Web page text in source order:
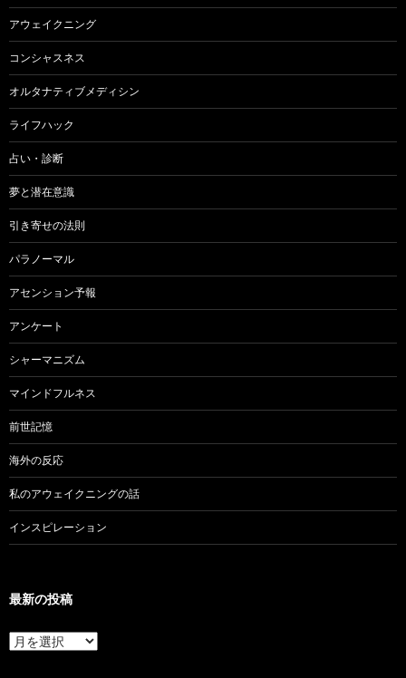
ョ
ン
アウェイクニング
コンシャスネス
オルタナティブメディシン
ライフハック
占い・診断
夢と潜在意識
引き寄せの法則
パラノーマル
アセンション予報
アンケート
シャーマニズム
マインドフルネス
前世記憶
海外の反応
私のアウェイクニングの話
インスピレーション
最新の投稿
最
新